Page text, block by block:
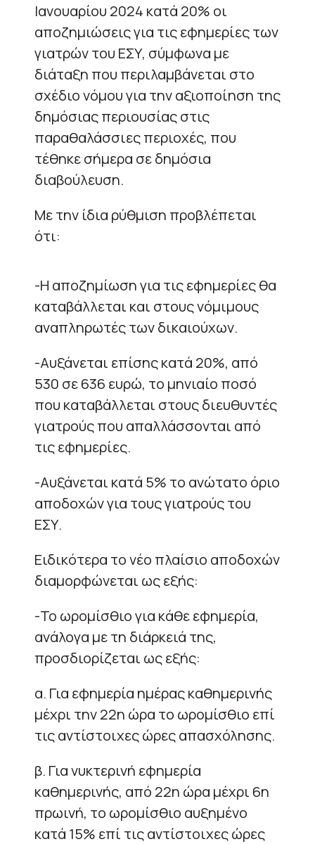
Ιανουαρίου 2024 κατά 20% οι
αποζημιώσεις για τις εφημερίες των
γιατρών του ΕΣΥ, σύμφωνα με
διάταξη που περιλαμβάνεται στο
σχέδιο νόμου για την αξιοποίηση της
δημόσιας περιουσίας στις
παραθαλάσσιες περιοχές, που
τέθηκε σήμερα σε δημόσια
διαβούλευση.
Με την ίδια ρύθμιση προβλέπεται
ότι:
-Η αποζημίωση για τις εφημερίες θα
καταβάλλεται και στους νόμιμους
αναπληρωτές των δικαιούχων.
-Αυξάνεται επίσης κατά 20%, από
530 σε 636 ευρώ, το μηνιαίο ποσό
που καταβάλλεται στους διευθυντές
γιατρούς που απαλλάσσονται από
τις εφημερίες.
-Αυξάνεται κατά 5% το ανώτατο όριο
αποδοχών για τους γιατρούς του
ΕΣΥ.
Ειδικότερα το νέο πλαίσιο αποδοχών
διαμορφώνεται ως εξής:
-Το ωρομίσθιο για κάθε εφημερία,
ανάλογα με τη διάρκειά της,
προσδιορίζεται ως εξής:
α. Για εφημερία ημέρας καθημερινής
μέχρι την 22η ώρα το ωρομίσθιο επί
τις αντίστοιχες ώρες απασχόλησης.
β. Για νυκτερινή εφημερία
καθημερινής, από 22η ώρα μέχρι 6η
πρωινή, το ωρομίσθιο αυξημένο
κατά 15% επί τις αντίστοιχες ώρες